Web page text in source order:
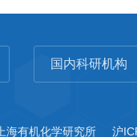
国内科研机构
海有机化学研究所 沪